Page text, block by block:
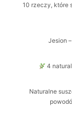
10 rzeczy, które
Jesion
4
Naturalne